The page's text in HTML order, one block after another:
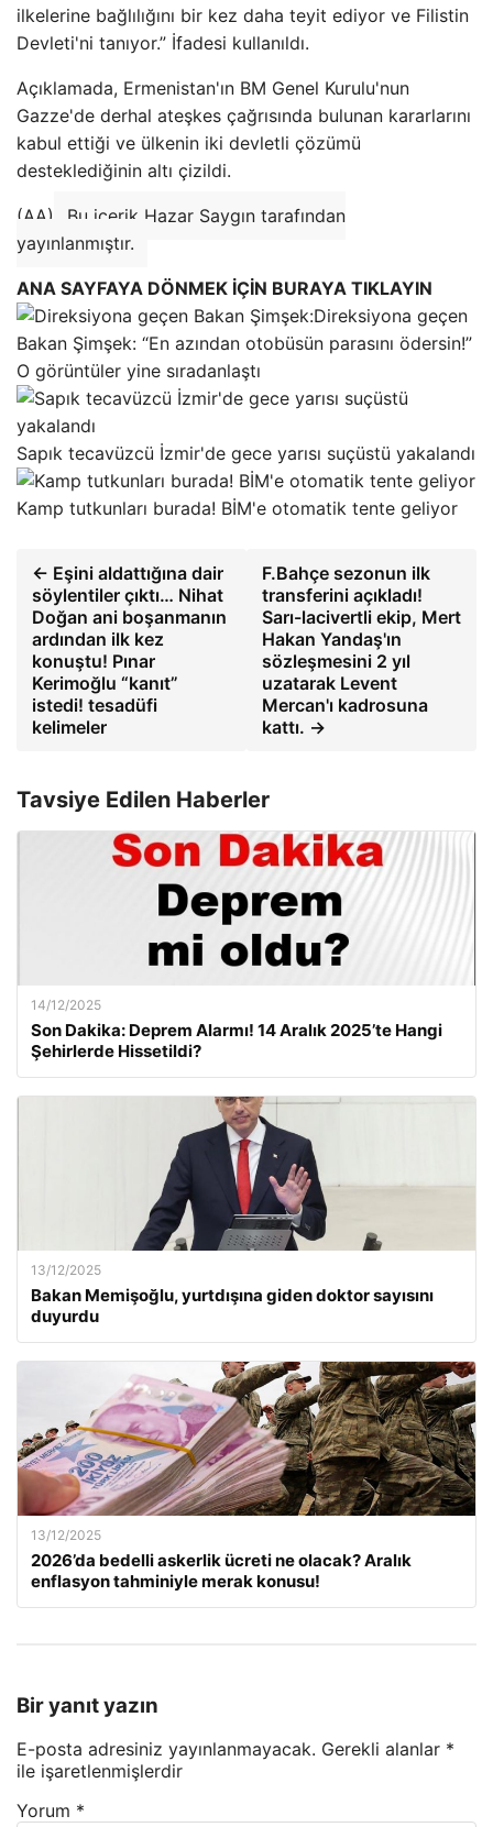
ilkelerine bağlılığını bir kez daha teyit ediyor ve Filistin
Devleti'ni tanıyor.” İfadesi kullanıldı.
Açıklamada, Ermenistan'ın BM Genel Kurulu'nun
Gazze'de derhal ateşkes çağrısında bulunan kararlarını
kabul ettiği ve ülkenin iki devletli çözümü
desteklediğinin altı çizildi.
(AA)
Bu içerik Hazar Saygın tarafından
yayınlanmıştır.
ANA SAYFAYA DÖNMEK İÇİN BURAYA TIKLAYIN
Direksiyona geçen
Bakan Şimşek: “En azından otobüsün parasını ödersin!”
O görüntüler yine sıradanlaştı
Sapık tecavüzcü İzmir'de gece yarısı suçüstü yakalandı
Kamp tutkunları burada! BİM'e otomatik tente geliyor
← Eşini aldattığına dair
söylentiler çıktı… Nihat
Doğan ani boşanmanın
ardından ilk kez
konuştu! Pınar
Kerimoğlu “kanıt”
istedi! tesadüfi
kelimeler
F.Bahçe sezonun ilk
transferini açıkladı!
Sarı-lacivertli ekip, Mert
Hakan Yandaş'ın
sözleşmesini 2 yıl
uzatarak Levent
Mercan'ı kadrosuna
kattı. →
Tavsiye Edilen Haberler
14/12/2025
Son Dakika: Deprem Alarmı! 14 Aralık 2025’te Hangi
Şehirlerde Hissetildi?
13/12/2025
Bakan Memişoğlu, yurtdışına giden doktor sayısını
duyurdu
13/12/2025
2026’da bedelli askerlik ücreti ne olacak? Aralık
enflasyon tahminiyle merak konusu!
Bir yanıt yazın
E-posta adresiniz yayınlanmayacak. Gerekli alanlar *
ile işaretlenmişlerdir
Yorum *